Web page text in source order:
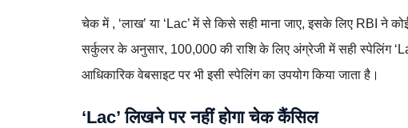
चेक में , ‘लाख’ या ‘Lac’ में से किसे सही माना जाए, इसके लिए RBI ने
सर्कुलर के अनुसार, 100,000 की राशि के लिए अंग्रेजी में सही स्पेलिंग
आधिकारिक वेबसाइट पर भी इसी स्पेलिंग का उपयोग किया जाता है।
‘Lac’ लिखने पर नहीं होगा चेक कैंसिल